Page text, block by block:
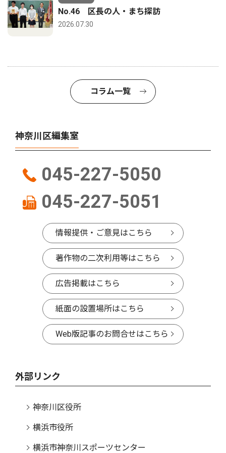
No.46 区長の人・まち探訪
2026.07.30
コラム一覧
神奈川区編集室
045-227-5050
045-227-5051
情報提供・ご意見はこちら
著作物の二次利用等はこちら
広告掲載はこちら
紙面の設置場所はこちら
Web版記事のお問合せはこちら
外部リンク
神奈川区役所
横浜市役所
横浜市神奈川スポーツセンター